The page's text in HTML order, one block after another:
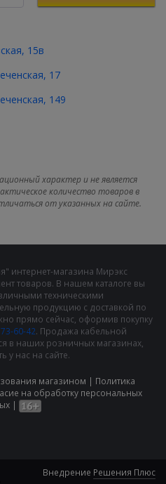
15в
17
149
характер и не является
количество товаров в
от указанных на сайте.
интернет-магазина Мирэкс
товаров. В нашем каталоге вы
техническими
продукцию с доставкой по
прямо сейчас, оформив покупку
60-42. Продажа кабельной
в наших розничных магазинах,
у нас на сайте.
магазином | Политика
на обработку персональных
|
Внедрение Решения Плюс